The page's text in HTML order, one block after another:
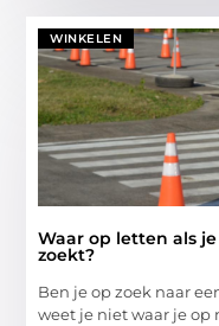
WINKELEN
Waar op letten als
zoekt?
Ben je op zoek naar
weet je niet waar je op